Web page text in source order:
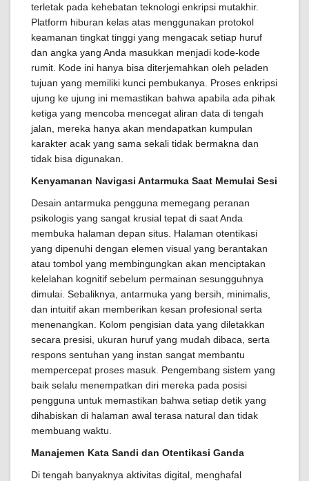
terletak pada kehebatan teknologi enkripsi mutakhir.
Platform hiburan kelas atas menggunakan protokol
keamanan tingkat tinggi yang mengacak setiap huruf
dan angka yang Anda masukkan menjadi kode-kode
rumit. Kode ini hanya bisa diterjemahkan oleh peladen
tujuan yang memiliki kunci pembukanya. Proses enkripsi
ujung ke ujung ini memastikan bahwa apabila ada pihak
ketiga yang mencoba mencegat aliran data di tengah
jalan, mereka hanya akan mendapatkan kumpulan
karakter acak yang sama sekali tidak bermakna dan
tidak bisa digunakan.
Kenyamanan Navigasi Antarmuka Saat Memulai Sesi
Desain antarmuka pengguna memegang peranan
psikologis yang sangat krusial tepat di saat Anda
membuka halaman depan situs. Halaman otentikasi
yang dipenuhi dengan elemen visual yang berantakan
atau tombol yang membingungkan akan menciptakan
kelelahan kognitif sebelum permainan sesungguhnya
dimulai. Sebaliknya, antarmuka yang bersih, minimalis,
dan intuitif akan memberikan kesan profesional serta
menenangkan. Kolom pengisian data yang diletakkan
secara presisi, ukuran huruf yang mudah dibaca, serta
respons sentuhan yang instan sangat membantu
mempercepat proses masuk. Pengembang sistem yang
baik selalu menempatkan diri mereka pada posisi
pengguna untuk memastikan bahwa setiap detik yang
dihabiskan di halaman awal terasa natural dan tidak
membuang waktu.
Manajemen Kata Sandi dan Otentikasi Ganda
Di tengah banyaknya aktivitas digital, menghafal